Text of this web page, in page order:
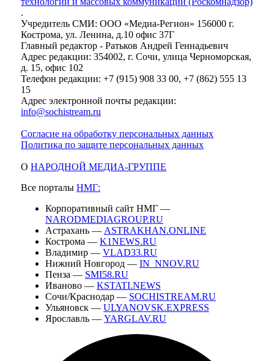
.
Учредитель СМИ: ООО «Медиа-Регион» 156000 г.
Кострома, ул. Ленина, д.10 офис 37Г
Главный редактор - Ратьков Андрей Геннадьевич
Адрес редакции: 354002, г. Сочи, улица Черноморская,
д. 15, офис 102
Телефон редакции: +7 (915) 908 33 00, +7 (862) 555 13
15
Адрес электронной почты редакции:
info@sochistream.ru
Согласие на обработку персональных данных
Политика по защите персональных данных
О НАРОДНОЙ МЕДИА-ГРУППЕ
Все порталы НМГ:
Корпоративный сайт НМГ —
NARODMEDIAGROUP.RU
Астрахань — ASTRAKHAN.ONLINE
Кострома — K1NEWS.RU
Владимир — VLAD33.RU
Нижний Новгород — IN_NNOV.RU
Пенза — SMI58.RU
Иваново — KSTATI.NEWS
Сочи/Краснодар — SOCHISTREAM.RU
Ульяновск — ULYANOVSK.EXPRESS
Ярославль — YARGLAV.RU